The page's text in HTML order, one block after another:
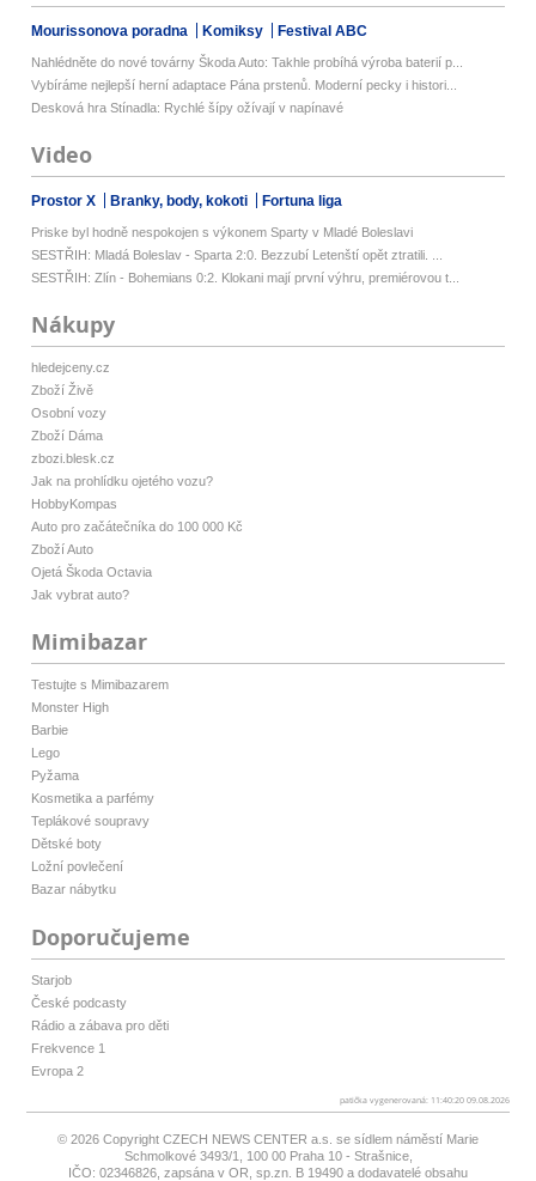
Mourissonova poradna Komiksy Festival ABC
Nahlédněte do nové továrny Škoda Auto: Takhle probíhá výroba baterií p...
Vybíráme nejlepší herní adaptace Pána prstenů. Moderní pecky i histori...
Desková hra Stínadla: Rychlé šípy ožívají v napínavé
Video
Prostor X Branky, body, kokoti Fortuna liga
Priske byl hodně nespokojen s výkonem Sparty v Mladé Boleslavi
SESTŘIH: Mladá Boleslav - Sparta 2:0. Bezzubí Letenští opět ztratili. ...
SESTŘIH: Zlín - Bohemians 0:2. Klokani mají první výhru, premiérovou t...
Nákupy
hledejceny.cz
Zboží Živě
Osobní vozy
Zboží Dáma
zbozi.blesk.cz
Jak na prohlídku ojetého vozu?
HobbyKompas
Auto pro začátečníka do 100 000 Kč
Zboží Auto
Ojetá Škoda Octavia
Jak vybrat auto?
Mimibazar
Testujte s Mimibazarem
Monster High
Barbie
Lego
Pyžama
Kosmetika a parfémy
Teplákové soupravy
Dětské boty
Ložní povlečení
Bazar nábytku
Doporučujeme
Starjob
České podcasty
Rádio a zábava pro děti
Frekvence 1
Evropa 2
patička vygenerovaná: 11:40:20 09.08.2026
© 2026 Copyright CZECH NEWS CENTER a.s. se sídlem náměstí Marie
Schmolkové 3493/1, 100 00 Praha 10 - Strašnice,
IČO: 02346826, zapsána v OR, sp.zn. B 19490 a dodavatelé obsahu